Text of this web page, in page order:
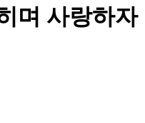
며 사랑하자